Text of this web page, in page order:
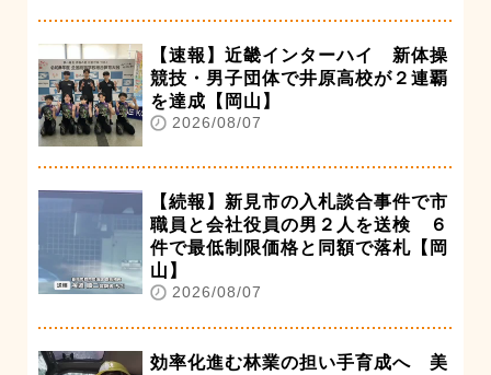
【速報】近畿インターハイ 新体操
競技・男子団体で井原高校が２連覇
を達成【岡山】
2026/08/07
【続報】新見市の入札談合事件で市
職員と会社役員の男２人を送検 ６
件で最低制限価格と同額で落札【岡
山】
2026/08/07
効率化進む林業の担い手育成へ 美